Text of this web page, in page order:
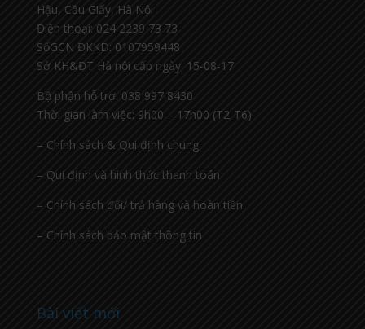
Hậu, Cầu Giấy, Hà Nội
Điện thoại: 024 2239 73 73
SốGCN ĐKKD: 0107959448
Sở KH&ĐT Hà nội cấp ngày: 15-08-17
Bộ phận hỗ trợ: 038 997 8430
Thời gian làm việc: 9h00 – 17h00 (T2-T6)
– Chính sách & Qui định chung
– Qui định và hình thức thanh toán
– Chính sách đổi/ trả hàng và hoàn tiền
– Chính sách bảo mật thông tin
Bài viết mới